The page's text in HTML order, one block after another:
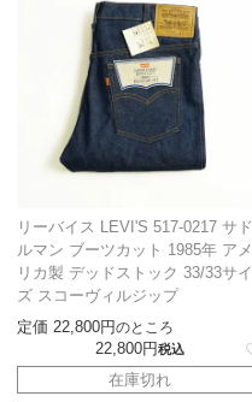
リーバイス LEVI'S 517-0217 サド
ルマン ブーツカット 1985年 アメ
リカ製 デッドストック 33/33サイ
ズ スコーヴィルジップ
定価 22,800 のところ
22,800 税込
在庫切れ